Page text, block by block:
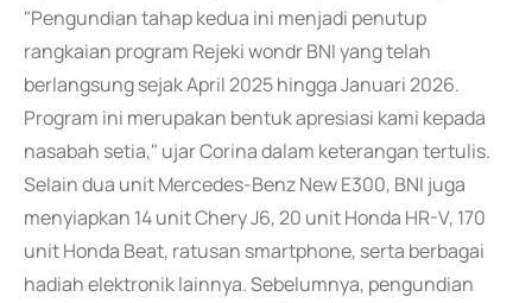
"Pengundian tahap kedua ini menjadi penutup
rangkaian program Rejeki wondr BNI yang telah
berlangsung sejak April 2025 hingga Januari 2026.
Program ini merupakan bentuk apresiasi kami kepada
nasabah setia," ujar Corina dalam keterangan tertulis.
Selain dua unit Mercedes-Benz New E300, BNI juga
menyiapkan 14 unit Chery J6, 20 unit Honda HR-V, 170
unit Honda Beat, ratusan smartphone, serta berbagai
hadiah elektronik lainnya. Sebelumnya, pengundian